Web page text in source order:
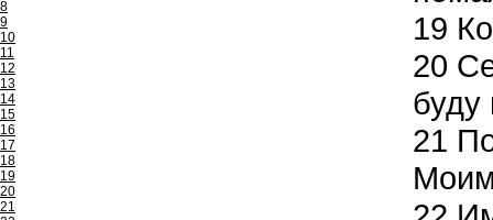
8
9
10
11
12
13
14
15
16
17
18
19
20
21
19
20
21